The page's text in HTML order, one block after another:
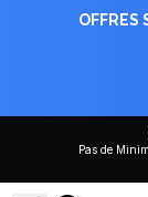
OFFRES
Pas de